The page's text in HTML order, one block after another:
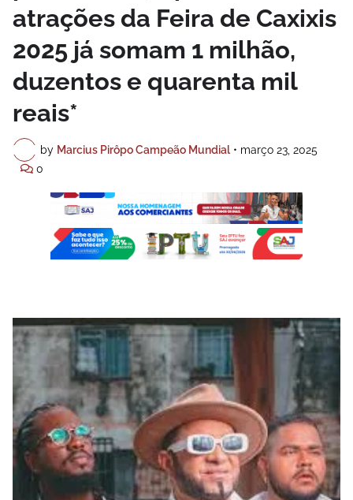
atrações da Feira de Caxixis
2025 já somam 1 milhão,
duzentos e quarenta mil
reais*
by Marcius Pirôpo Campeão Mundial • março 23, 2025
0